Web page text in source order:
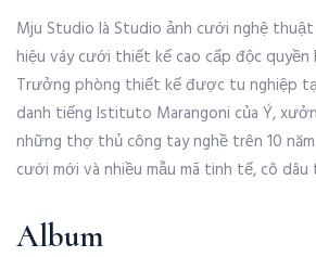
Mju Studio là Studio ảnh cưới nghệ
hiệu váy cưới thiết kế cao cấp độc quyền
Trưởng phòng thiết kế được tu nghiệp
danh tiếng Istituto Marangoni của Ý,
những thợ thủ công tay nghề trên 10
cưới mới và nhiều mẫu mã tinh tế, cô
Album